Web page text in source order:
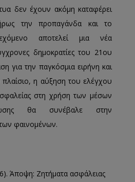
δεν έχουν ακόμη καταφέρει
την προπαγάνδα και το
αποτελεί μια νέα
δημοκρατίες του 21ου
για την παγκόσμια ειρήνη και
πλαίσιο, η αύξηση του ελέγχου
στη χρήση των μέσων
θα συνέβαλε στην
φαινομένων.
Άποψη: Ζητήματα ασφάλειας